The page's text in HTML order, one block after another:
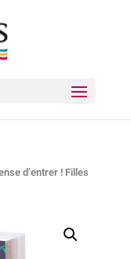
d’entrer ! Filles